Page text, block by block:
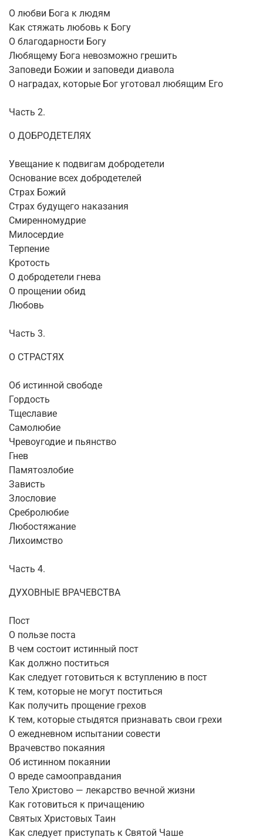
О любви Бога к людям
Как стяжать любовь к Богу
О благодарности Богу
Любящему Бога невозможно грешить
Заповеди Божии и заповеди диавола
О наградах, которые Бог уготовал любящим Его
Часть 2.
О ДОБРОДЕТЕЛЯХ
Увещание к подвигам добродетели
Основание всех добродетелей
Страх Божий
Страх будущего наказания
Смиренномудрие
Милосердие
Терпение
Кротость
О добродетели гнева
О прощении обид
Любовь
Часть 3.
О СТРАСТЯХ
Об истинной свободе
Гордость
Тщеславие
Самолюбие
Чревоугодие и пьянство
Гнев
Памятозлобие
Зависть
Злословие
Сребролюбие
Любостяжание
Лихоимство
Часть 4.
ДУХОВНЫЕ ВРАЧЕВСТВА
Пост
О пользе поста
В чем состоит истинный пост
Как должно поститься
Как следует готовиться к вступлению в пост
К тем, которые не могут поститься
Как получить прощение грехов
К тем, которые стыдятся признавать свои грехи
О ежедневном испытании совести
Врачевство покаяния
Об истинном покаянии
О вреде самооправдания
Тело Христово — лекарство вечной жизни
Как готовиться к причащению
Святых Христовых Таин
Как следует приступать к Святой Чаше